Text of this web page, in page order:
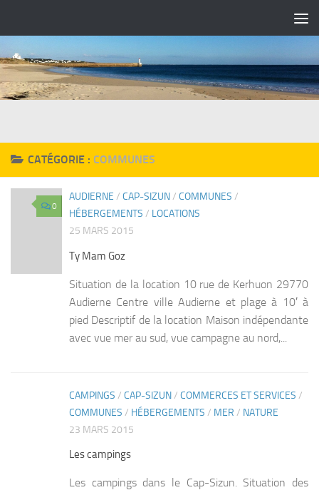
CATÉGORIE : COMMUNES
0
AUDIERNE / CAP-SIZUN/ COMMUNES /
HÉBERGEMENTS / LOCATIONS
25 MARS 2015
Ty Mam Goz
Situation de la location 10 rue de Kerhuon 29770
Audierne Centre ville Audierne et plage à 10′ à
pied Descriptif de la location Maison indépendante
avec vue mer au sud, vue campagne au nord,...
CAMPINGS / CAP-SIZUN/ COMMERCES ET SERVICES /
COMMUNES / HÉBERGEMENTS / MER / NATURE
23 MARS 2015
Les campings
Les campings dans le Cap-Sizun. Situation des